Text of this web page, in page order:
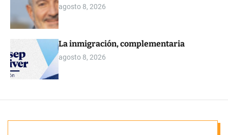
agosto 8, 2026
La inmigración, complementaria
agosto 8, 2026